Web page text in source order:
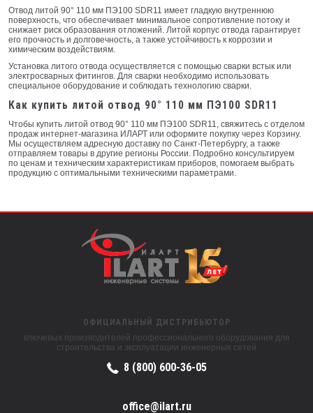
Отвод литой 90° 110 мм ПЭ100 SDR11 имеет гладкую внутреннюю
поверхность, что обеспечивает минимальное сопротивление потоку и
снижает риск образования отложений. Литой корпус отвода гарантирует
его прочность и долговечность, а также устойчивость к коррозии и
химическим воздействиям.
Установка литого отвода осуществляется с помощью сварки встык или
электросварных фитингов. Для сварки необходимо использовать
специальное оборудование и соблюдать технологию сварки.
Как купить литой отвод 90° 110 мм ПЭ100 SDR11
Чтобы купить литой отвод 90° 110 мм ПЭ100 SDR11, свяжитесь с отделом
продаж интернет-магазина ИЛАРТ или оформите покупку через Корзину.
Мы осуществляем адресную доставку по Санкт-Петербургу, а также
отправляем товары в другие регионы России. Подробно консультируем
по ценам и техническим характеристикам приборов, помогаем выбрать
продукцию с оптимальными техническими параметрами.
ОФИЦИАЛЬНЫЙ ДИСТРИБЬЮТОР
ключевых производителей профессионального оборудования для
строительства и эксплуатации инженерных сетей
8 (800) 600-36-05
office@ilart.ru